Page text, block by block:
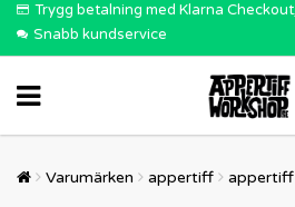
Trygg betalning med Klarna
Snabb kundservice
Varumärken appertiff appertiff